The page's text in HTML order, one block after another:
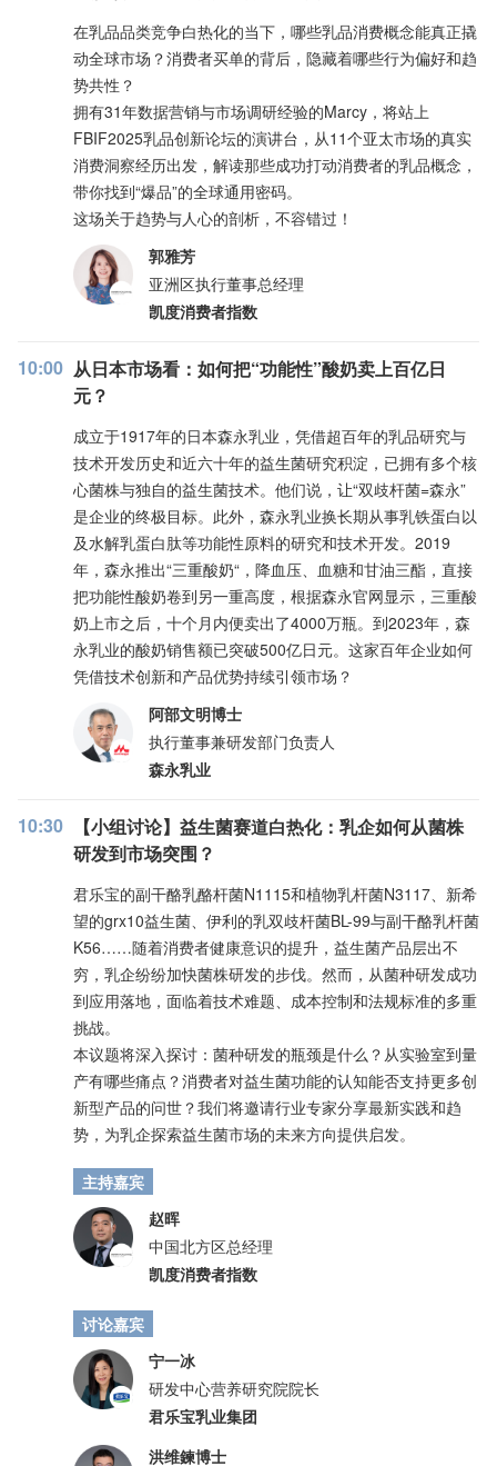
在乳品品类竞争白热化的当下，哪些乳品消费概念能真正撬
动全球市场？消费者买单的背后，隐藏着哪些行为偏好和趋
势共性？
拥有31年数据营销与市场调研经验的Marcy，将站上
FBIF2025乳品创新论坛的演讲台，从11个亚太市场的真实
消费洞察经历出发，解读那些成功打动消费者的乳品概念，
带你找到“爆品”的全球通用密码。
这场关于趋势与人心的剖析，不容错过！
郭雅芳
亚洲区执行董事总经理
凯度消费者指数
10:00 从日本市场看：如何把“功能性”酸奶卖上百亿日
元？
成立于1917年的日本森永乳业，凭借超百年的乳品研究与
技术开发历史和近六十年的益生菌研究积淀，已拥有多个核
心菌株与独自的益生菌技术。他们说，让“双歧杆菌=森永”
是企业的终极目标。此外，森永乳业换长期从事乳铁蛋白以
及水解乳蛋白肽等功能性原料的研究和技术开发。2019
年，森永推出“三重酸奶“，降血压、血糖和甘油三酯，直接
把功能性酸奶卷到另一重高度，根据森永官网显示，三重酸
奶上市之后，十个月内便卖出了4000万瓶。到2023年，森
永乳业的酸奶销售额已突破500亿日元。这家百年企业如何
凭借技术创新和产品优势持续引领市场？
阿部文明博士
执行董事兼研发部门负责人
森永乳业
10:30
【小组讨论】益生菌赛道白热化：乳企如何从菌株
研发到市场突围？
君乐宝的副干酪乳酪杆菌N1115和植物乳杆菌N3117、新希
望的grx10益生菌、伊利的乳双歧杆菌BL-99与副干酪乳杆菌
K56……随着消费者健康意识的提升，益生菌产品层出不
穷，乳企纷纷加快菌株研发的步伐。然而，从菌种研发成功
到应用落地，面临着技术难题、成本控制和法规标准的多重
挑战。
本议题将深入探讨：菌种研发的瓶颈是什么？从实验室到量
产有哪些痛点？消费者对益生菌功能的认知能否支持更多创
新型产品的问世？我们将邀请行业专家分享最新实践和趋
势，为乳企探索益生菌市场的未来方向提供启发。
主持嘉宾
赵晖
中国北方区总经理
凯度消费者指数
讨论嘉宾
宁一冰
研发中心营养研究院院长
君乐宝乳业集团
洪维鍊博士